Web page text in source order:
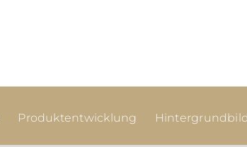
Produktentwicklung